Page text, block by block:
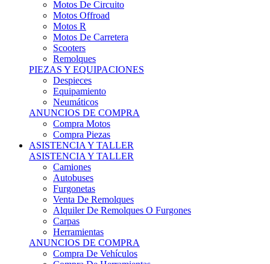
Motos R
Motos De Carretera
Scooters
Remolques
PIEZAS Y EQUIPACIONES
Despieces
Equipamiento
Neumáticos
ANUNCIOS DE COMPRA
Compra Motos
Compra Piezas
ASISTENCIA Y TALLER
ASISTENCIA Y TALLER
Camiones
Autobuses
Furgonetas
Venta De Remolques
Alquiler De Remolques O Furgones
Carpas
Herramientas
ANUNCIOS DE COMPRA
Compra De Vehículos
Compra De Herramientas